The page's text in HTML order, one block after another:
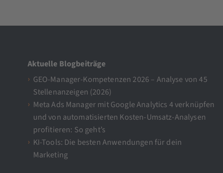
Aktuelle Blogbeiträge
GEO-Manager-Kompetenzen 2026 – Analyse von 45
Stellenanzeigen (2026)
Meta Ads Manager mit Google Analytics 4 verknüpfen
und von automatisierten Kosten-Umsatz-Analysen
profitieren: So geht’s
KI-Tools: Die besten Anwendungen für dein
Marketing